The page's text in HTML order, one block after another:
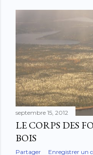
septembre 15, 2012
LE CORPS DES
BOIS
Partager Enregistrer un